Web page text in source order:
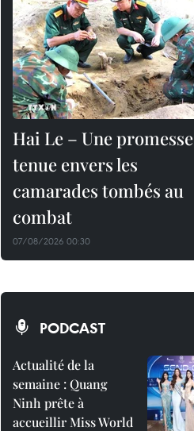
Hai Le – Une promesse
tenue envers les
camarades tombés au
combat
07/08/2026 00:30
PODCAST
Actualité de la
semaine : Quang
Ninh prête à
accueillir Miss World